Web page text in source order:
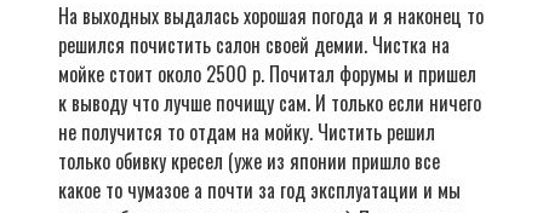
На выходных выдалась хорошая погода и я наконец то
решился почистить салон своей демии. Чистка на
мойке стоит около 2500 р. Почитал форумы и пришел
к выводу что лучше почищу сам. И только если ничего
не получится то отдам на мойку. Чистить решил
только обивку кресел (уже из японии пришло все
какое то чумазое а почти за год эксплуатации и мы